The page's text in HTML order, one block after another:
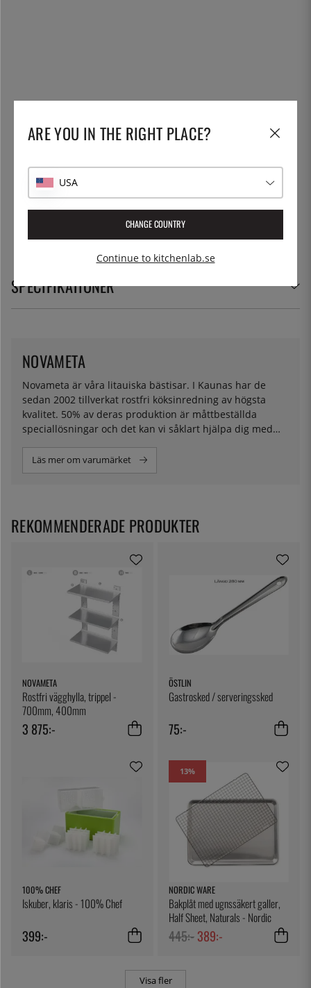
SPECIFIKATIONER
Novameta är våra litauiska bästisar. I Kaunas har de
sedan 2002 tillverkat rostfri köksinredning av högsta
kvalitet. 50% av deras produktion är måttbeställda
speciallösningar och det kan vi såklart hjälpa dig med
NOVAMETA
Läs mer om varumärket
NOVAMETA
Rostfri vägghylla, trippel -
700mm, 400mm
3 875:-
ÖSTLIN
Gastrosked / serveringssked
75:-
100% CHEF
Iskuber, klaris - 100% Chef
399:-
13%
NORDIC WARE
Bakplåt med ugnssäkert galler,
Half Sheet, Naturals - Nordic
Ware
445:-389:-
Visa fler
REKOMMENDERADE PRODUKTER
ARE YOU IN THE RIGHT PLACE?
USA
CHANGE COUNTRY
Continue to kitchenlab.se